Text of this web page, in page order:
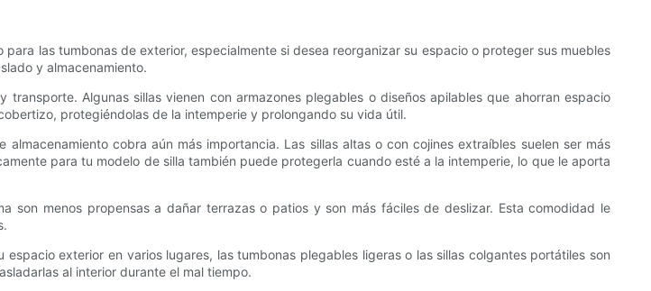
las tumbonas de exterior, especialmente si desea reorganizar su espacio o proteger sus muebles
y almacenamiento.
Algunas sillas vienen con armazones plegables o diseños apilables que ahorran espacio
protegiéndolas de la intemperie y prolongando su vida útil.
cobra aún más importancia. Las sillas altas o con cojines extraíbles suelen ser más
para tu modelo de silla también puede protegerla cuando esté a la intemperie, lo que le aporta
son menos propensas a dañar terrazas o patios y son más fáciles de deslizar. Esta comodidad le
exterior en varios lugares, las tumbonas plegables ligeras o las sillas colgantes portátiles son
al interior durante el mal tiempo.